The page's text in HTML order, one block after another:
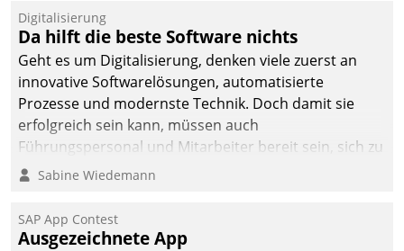
Digitalisierung
Da hilft die beste Software nichts
Geht es um Digitalisierung, denken viele zuerst an
innovative Softwarelösungen, automatisierte
Prozesse und modernste Technik. Doch damit sie
erfolgreich sein kann, müssen auch
Führungspersonal und Mitarbeiter bereit sein, sich zu
verändern und anzupassen, sonst werden sie an ihr
Sabine Wiedemann
SAP App Contest
Ausgezeichnete App